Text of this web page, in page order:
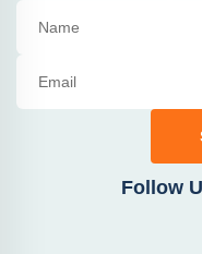
Follow